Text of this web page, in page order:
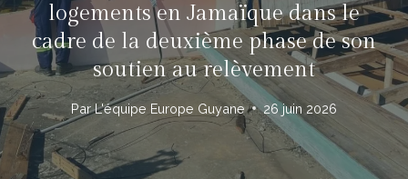
logements en Jamaïque dans le
cadre de la deuxième phase de son
soutien au relèvement
ParL'équipe Europe Guyane 26 juin 2026